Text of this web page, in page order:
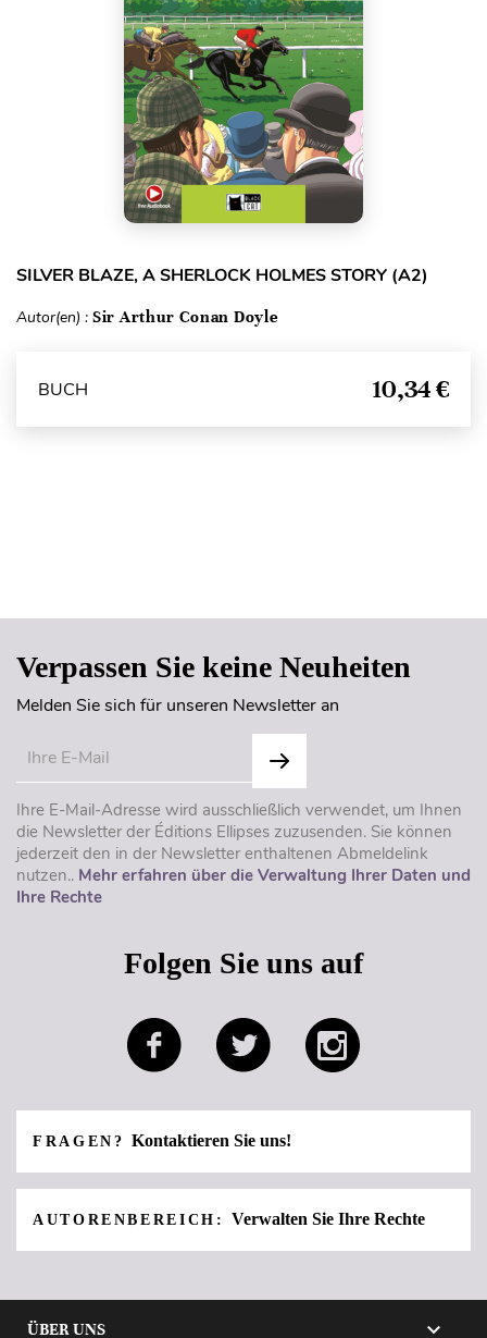
SILVER BLAZE, A SHERLOCK HOLMES STORY (A2)
Autor(en) : Sir Arthur Conan Doyle
BUCH 10,34 €
Verpassen Sie keine Neuheiten
Melden Sie sich für unseren Newsletter an
Ihre E-Mail-Adresse wird ausschließlich verwendet, um Ihnen
die Newsletter der Éditions Ellipses zuzusenden. Sie können
jederzeit den in der Newsletter enthaltenen Abmeldelink
nutzen.. Mehr erfahren über die Verwaltung Ihrer Daten und
Ihre Rechte
Folgen Sie uns auf
FRAGEN?Kontaktieren Sie uns!
AUTORENBEREICH: Verwalten Sie Ihre Rechte
ÜBER UNS 